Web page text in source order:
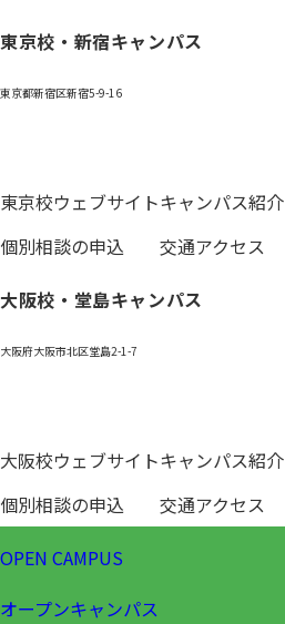
東京校・新宿キャンパス
東京都新宿区新宿5-9-16
東京校ウェブサイトキャンパス紹介
個別相談の申込
交通アクセス
大阪校・堂島キャンパス
大阪府大阪市北区堂島2-1-7
大阪校ウェブサイトキャンパス紹介
個別相談の申込
交通アクセス
OPEN CAMPUS
オープンキャンパス